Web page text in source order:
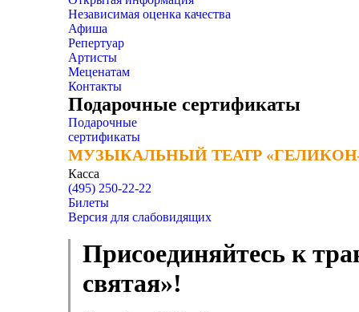
Независимая оценка качества
Афиша
Репертуар
Артисты
Меценатам
Контакты
Подарочные сертификаты
Подарочные
сертификаты
МУЗЫКАЛЬНЫЙ ТЕАТР
МУЗЫКАЛЬНЫЙ ТЕАТР
Касса
(495) 250-22-22
Билеты
Версия для слабовидящих
Присоединяйтесь к
святая»!